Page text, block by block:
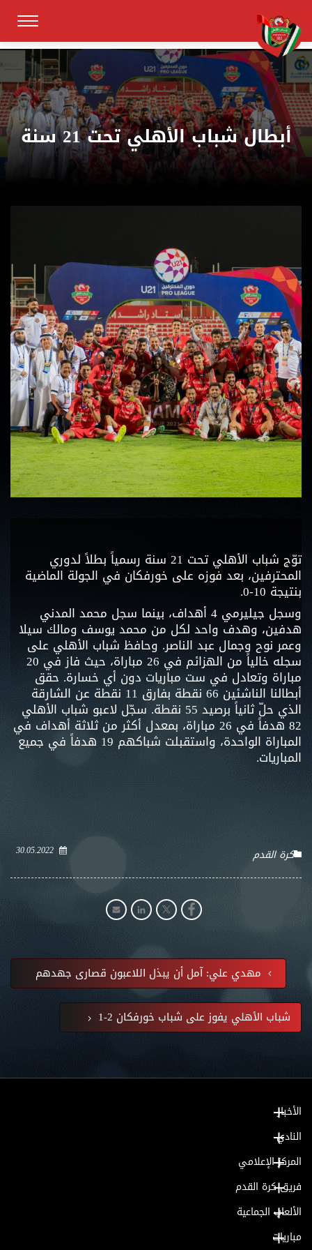
أبطال شباب الأهلي تحت 21 سنة
توّج شباب الأهلي تحت 21 سنة رسمياً بطلاً لدوري
المحترفين، بعد فوزه على خورفكان في الجولة الماضية
بنتيجة 10-0.
وسجل جيليرمي 4 أهداف، بينما سجل محمد المدني
هدفين، وهدف واحد لكل من محمد يوسف ومالك سيلا
وعمر نوح وجمال عبد الناصر. وحافظ شباب الأهلي على
سجله خالياً من الهزائم في 26 مباراة، حيث فاز في 20
مباراة وتعادل في ست مباريات دون أي خسارة. حقق
أبطالنا الناشئين 66 نقطة بفارق 11 نقطة عن الشارقة
الذي حلّ ثانياً برصيد 55 نقطة. سجّل لاعبو شباب الأهلي
82 هدفاً في 26 مباراة، بمعدل أكثر من ثلاثة أهداف في
المباراة الواحدة، واستقبلت شباكهم 19 هدفاً في جميع
المباريات.
30.05.2022 كرة القدم
مهدي علي: آمل أن يبذل اللاعبون قصارى جهدهم
شباب الأهلي يفوز على شباب خورفكان 2-1
الأخبار
النادي
المركز الإعلامي
فريق كرة القدم
الألعاب الجماعية
مباريات